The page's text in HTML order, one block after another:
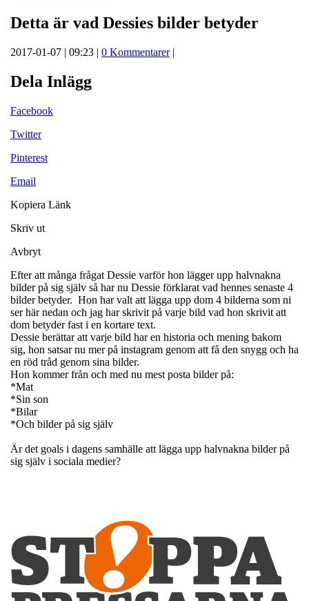
Detta är vad Dessies bilder betyder
2017-01-07 | 09:23 | 0 Kommentarer|
Dela Inlägg
Facebook
Twitter
Pinterest
Email
Kopiera Länk
Skriv ut
Avbryt
Efter att många frågat Dessie varför hon lägger upp halvnakna
bilder på sig själv så har nu Dessie förklarat vad hennes senaste 4
bilder betyder. Hon har valt att lägga upp dom 4 bilderna som ni
ser här nedan och jag har skrivit på varje bild vad hon skrivit att
dom betyder fast i en kortare text.
Dessie berättar att varje bild har en historia och mening bakom
sig, hon satsar nu mer på instagram genom att få den snygg och ha
en röd tråd genom sina bilder.
Hon kommer från och med nu mest posta bilder på:
*Mat
*Sin son
*Bilar
*Och bilder på sig själv
Är det goals i dagens samhälle att lägga upp halvnakna bilder på
sig själv i sociala medier?